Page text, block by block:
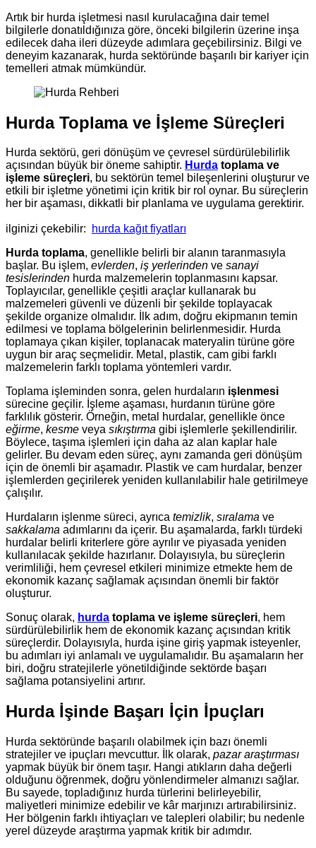
Artık bir hurda işletmesi nasıl kurulacağına dair temel
bilgilerle donatıldığınıza göre, önceki bilgilerin üzerine inşa
edilecek daha ileri düzeyde adımlara geçebilirsiniz. Bilgi ve
deneyim kazanarak, hurda sektöründe başarılı bir kariyer için
temelleri atmak mümkündür.
Hurda Toplama ve İşleme Süreçleri
Hurda sektörü, geri dönüşüm ve çevresel sürdürülebilirlik
açısından büyük bir öneme sahiptir. Hurda toplama ve
işleme süreçleri, bu sektörün temel bileşenlerini oluşturur ve
etkili bir işletme yönetimi için kritik bir rol oynar. Bu süreçlerin
her bir aşaması, dikkatli bir planlama ve uygulama gerektirir.
ilginizi çekebilir:
hurda kağıt fiyatları
Hurda toplama, genellikle belirli bir alanın taranmasıyla
başlar. Bu işlem, evlerden, iş yerlerinden ve sanayi
tesislerinden hurda malzemelerin toplanmasını kapsar.
Toplayıcılar, genellikle çeşitli araçlar kullanarak bu
malzemeleri güvenli ve düzenli bir şekilde toplayacak
şekilde organize olmalıdır. İlk adım, doğru ekipmanın temin
edilmesi ve toplama bölgelerinin belirlenmesidir. Hurda
toplamaya çıkan kişiler, toplanacak materyalin türüne göre
uygun bir araç seçmelidir. Metal, plastik, cam gibi farklı
malzemelerin farklı toplama yöntemleri vardır.
Toplama işleminden sonra, gelen hurdaların işlenmesi
sürecine geçilir. İşleme aşaması, hurdanın türüne göre
farklılık gösterir. Örneğin, metal hurdalar, genellikle önce
eğirme, kesme veya sıkıştırma gibi işlemlerle şekillendirilir.
Böylece, taşıma işlemleri için daha az alan kaplar hale
gelirler. Bu devam eden süreç, aynı zamanda geri dönüşüm
için de önemli bir aşamadır. Plastik ve cam hurdalar, benzer
işlemlerden geçirilerek yeniden kullanılabilir hale getirilmeye
çalışılır.
Hurdaların işlenme süreci, ayrıca temizlik, sıralama ve
sakkalama adımlarını da içerir. Bu aşamalarda, farklı türdeki
hurdalar belirli kriterlere göre ayrılır ve piyasada yeniden
kullanılacak şekilde hazırlanır. Dolayısıyla, bu süreçlerin
verimliliği, hem çevresel etkileri minimize etmekte hem de
ekonomik kazanç sağlamak açısından önemli bir faktör
oluşturur.
Sonuç olarak, hurda toplama ve işleme süreçleri, hem
sürdürülebilirlik hem de ekonomik kazanç açısından kritik
süreçlerdir. Dolayısıyla, hurda işine giriş yapmak isteyenler,
bu adımları iyi anlamalı ve uygulamalıdır. Bu aşamaların her
biri, doğru stratejilerle yönetildiğinde sektörde başarı
sağlama potansiyelini artırır.
Hurda İşinde Başarı İçin İpuçları
Hurda sektöründe başarılı olabilmek için bazı önemli
stratejiler ve ipuçları mevcuttur. İlk olarak, pazar araştırması
yapmak büyük bir önem taşır. Hangi atıkların daha değerli
olduğunu öğrenmek, doğru yönlendirmeler almanızı sağlar.
Bu sayede, topladığınız hurda türlerini belirleyebilir,
maliyetleri minimize edebilir ve kâr marjınızı artırabilirsiniz.
Her bölgenin farklı ihtiyaçları ve talepleri olabilir; bu nedenle
yerel düzeyde araştırma yapmak kritik bir adımdır.